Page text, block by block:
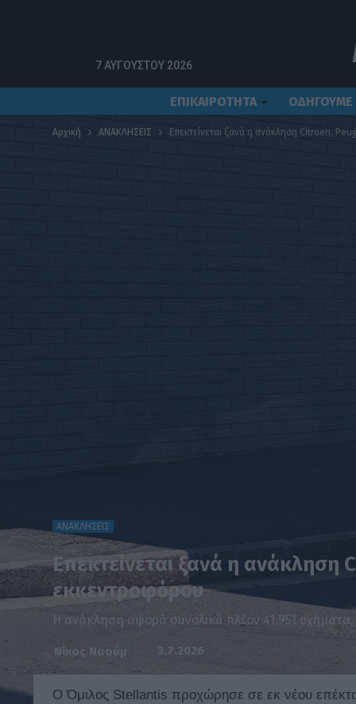
7 ΑΥΓΟΎΣΤΟΥ 2026
ΕΠΙΚΑΙΡΟΤΗΤΑ ΟΔΗΓΟΥΜΕ
Αρχική ΑΝΑΚΛΗΣΕΙΣ Επεκτείνεται ξανά η ανάκληση Citroen,
ΑΝΑΚΛΗΣΕΙΣ
Επεκτείνεται ξανά η ανάκληση
εκκεντροφόρου
Η ανάκληση αφορά συνολικά πλέον 41.951
Νίκος Ναούμ 3.7.2026
O Όμιλος Stellantis προχώρησε σε εκ νέου